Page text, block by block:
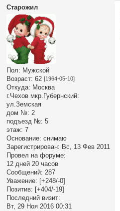
Старожил
Пол: Мужской
Возраст: 62 [1964-05-10]
Откуда: Москва
г.Чехов мкр.Губернский:
ул.Земская
дом №: 2
подъезд №: 5
этаж: 7
Основание: снимаю
Зарегистрирован: Вс, 13 Фев 2011
Провел на форуме:
12 дней 20 часов
Сообщений: 287
Уважение: [+248/-0]
Позитив: [+404/-19]
Последний визит:
Вт, 29 Ноя 2016 00:31